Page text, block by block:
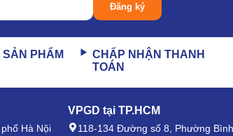
riêng biệt.
Đăng ký
SẢN PHẨM
CHẤP NHẬN THANH
TOÁN
Hà Nội
VPGD tại TP.HCM
118-134 Đường số 8, Phường